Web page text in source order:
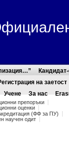
на заетост
Учене За нас
препоръки
оценки
(ФФ за ПУ)
научен одит